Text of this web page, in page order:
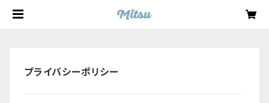
プライバシーポリシー